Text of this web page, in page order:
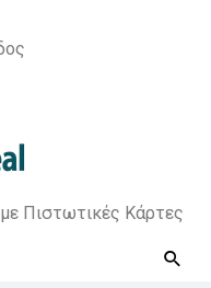
Πιστωτικές Κάρτες